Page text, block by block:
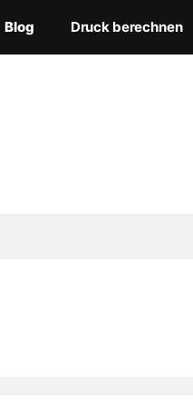
Blog Druck berechnen